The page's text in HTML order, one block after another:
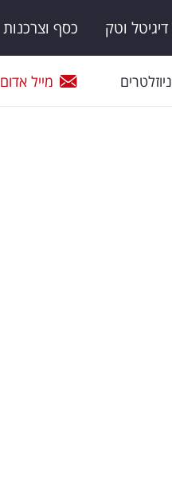
דיגיטל וטק כסף וצרכנות
ניוזלטרים מייל אדום